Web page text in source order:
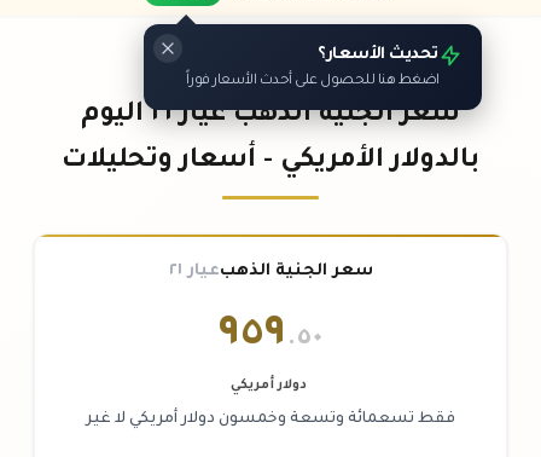
تحديث الأسعار؟
اضغط هنا للحصول على أحدث الأسعار فوراً
سعر الجنيه الذهب عيار ٢١ اليوم
بالدولار الأمريكي - أسعار وتحليلات
سعر الجنية الذهبعيار ٢١
٩٥٩ .٥٠
دولار أمريكي
فقط تسعمائة وتسعة وخمسون دولار أمريكي لا غير